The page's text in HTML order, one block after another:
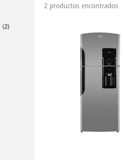
(2)
2 productos encontrados